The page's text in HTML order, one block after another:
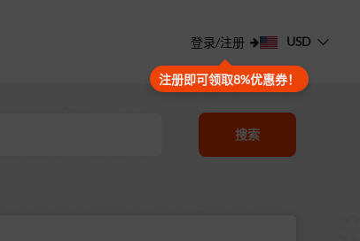
登录/注册
注册即可领取8%优惠券！
USD
搜索